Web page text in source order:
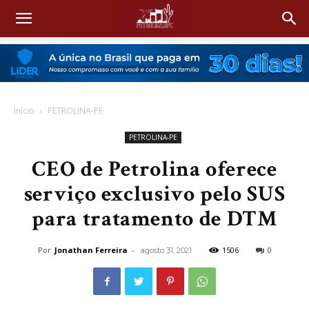
Início PETROLINA-PE
PETROLINA-PE
CEO de Petrolina oferece
serviço exclusivo pelo SUS
para tratamento de DTM
Por Jonathan Ferreira - agosto 31, 2021 1506 0